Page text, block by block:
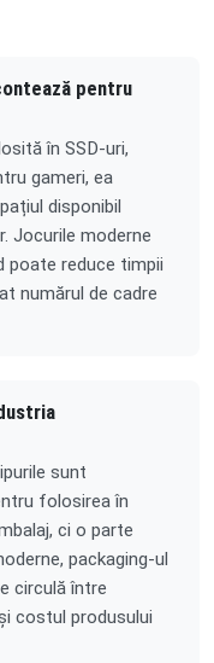
pentru
în SSD-uri,
gameri, ea
disponibil
Jocurile moderne
poate reduce timpii
numărul de cadre
sunt
folosirea în
ci o parte
packaging-ul
circulă între
costul produsului